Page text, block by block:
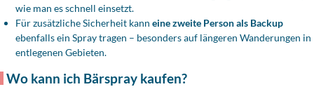
wie man es schnell einsetzt.
Für zusätzliche Sicherheit kann eine zweite Person als Backup
ebenfalls ein Spray tragen – besonders auf längeren Wanderungen in
entlegenen Gebieten.
Wo kann ich Bärspray kaufen?